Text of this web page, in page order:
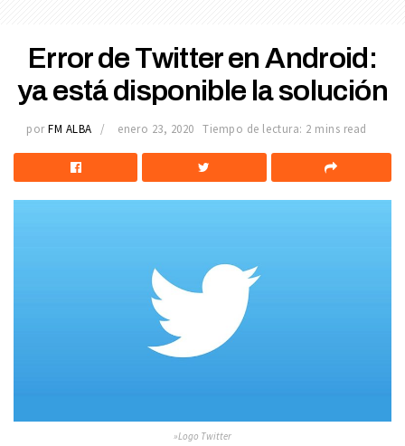
Error de Twitter en Android:
ya está disponible la solución
por FM ALBA enero 23, 2020 Tiempo de lectura: 2 mins read
»Logo Twitter